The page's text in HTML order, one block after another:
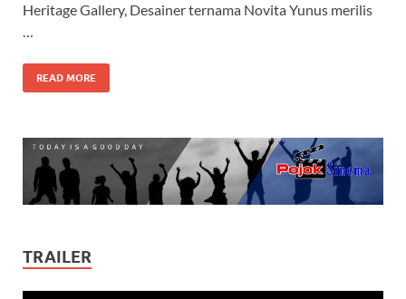
Heritage Gallery, Desainer ternama Novita Yunus merilis
…
READ MORE
TRAILER